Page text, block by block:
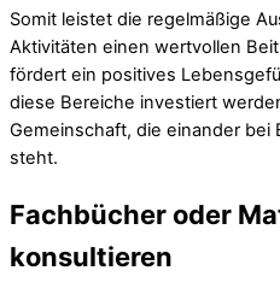
Somit leistet die regelmäßige
Aktivitäten einen wertvollen
fördert ein positives
diese Bereiche investiert
Gemeinschaft, die einander bei
steht.
Fachbücher oder
konsultieren